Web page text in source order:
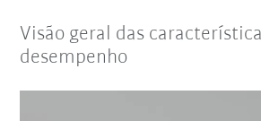
Visão geral das
desempenho